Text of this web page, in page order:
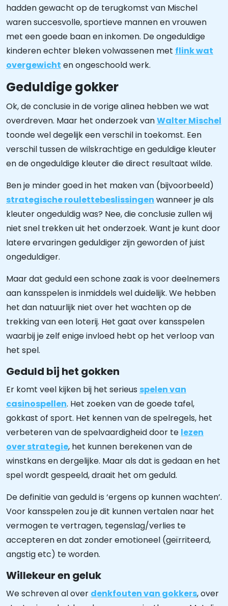
hadden gewacht op de terugkomst van Mischel
waren succesvolle, sportieve mannen en vrouwen
met een goede baan en inkomen. De ongeduldige
kinderen echter bleken volwassenen met flink wat
overgewicht en ongeschoold werk.
Geduldige gokker
Ok, de conclusie in de vorige alinea hebben we wat
overdreven. Maar het onderzoek vanWalter Mischel
toonde wel degelijk een verschil in toekomst. Een
verschil tussen de wilskrachtige en geduldige kleuter
en de ongeduldige kleuter die direct resultaat wilde.
Ben je minder goed in het maken van (bijvoorbeeld)
strategische roulettebeslissingen wanneer je als
kleuter ongeduldig was? Nee, die conclusie zullen wij
niet snel trekken uit het onderzoek. Want je kunt door
latere ervaringen geduldiger zijn geworden of juist
ongeduldiger.
Maar dat geduld een schone zaak is voor deelnemers
aan kansspelen is inmiddels wel duidelijk. We hebben
het dan natuurlijk niet over het wachten op de
trekking van een loterij. Het gaat over kansspelen
waarbij je zelf enige invloed hebt op het verloop van
het spel.
Geduld bij het gokken
Er komt veel kijken bij het serieus spelen van
casinospellen. Het zoeken van de goede tafel,
gokkast of sport. Het kennen van de spelregels, het
verbeteren van de spelvaardigheid door te lezen
over strategie, het kunnen berekenen van de
winstkans en dergelijke. Maar als dat is gedaan en het
spel wordt gespeeld, draait het om geduld.
De definitie van geduld is ‘ergens op kunnen wachten’.
Voor kansspelen zou je dit kunnen vertalen naar het
vermogen te vertragen, tegenslag/verlies te
accepteren en dat zonder emotioneel (geïrriteerd,
angstig etc) te worden.
Willekeur en geluk
We schreven al over denkfouten van gokkers, over